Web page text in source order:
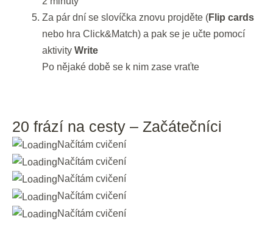
Za pár dní se slovíčka znovu projděte (Flip cards
nebo hra Click&Match) a pak se je učte pomocí
aktivityWrite
Po nějaké době se k nim zase vraťte
20 frází na cesty – Začátečníci
Načítám cvičení
Načítám cvičení
Načítám cvičení
Načítám cvičení
Načítám cvičení